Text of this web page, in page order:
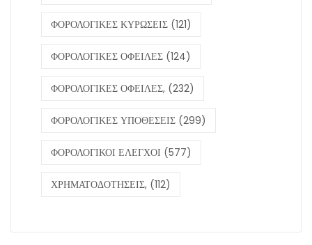
ΦΟΡΟΛΟΓΙΚΕΣ ΚΥΡΩΣΕΙΣ (121)
ΦΟΡΟΛΟΓΙΚΕΣ ΟΦΕΙΛΕΣ (124)
ΦΟΡΟΛΟΓΙΚΕΣ ΟΦΕΙΛΕΣ, (232)
ΦΟΡΟΛΟΓΙΚΕΣ ΥΠΟΘΕΣΕΙΣ (299)
ΦΟΡΟΛΟΓΙΚΟΙ ΕΛΕΓΧΟΙ (577)
ΧΡΗΜΑΤΟΔΟΤΗΣΕΙΣ, (112)